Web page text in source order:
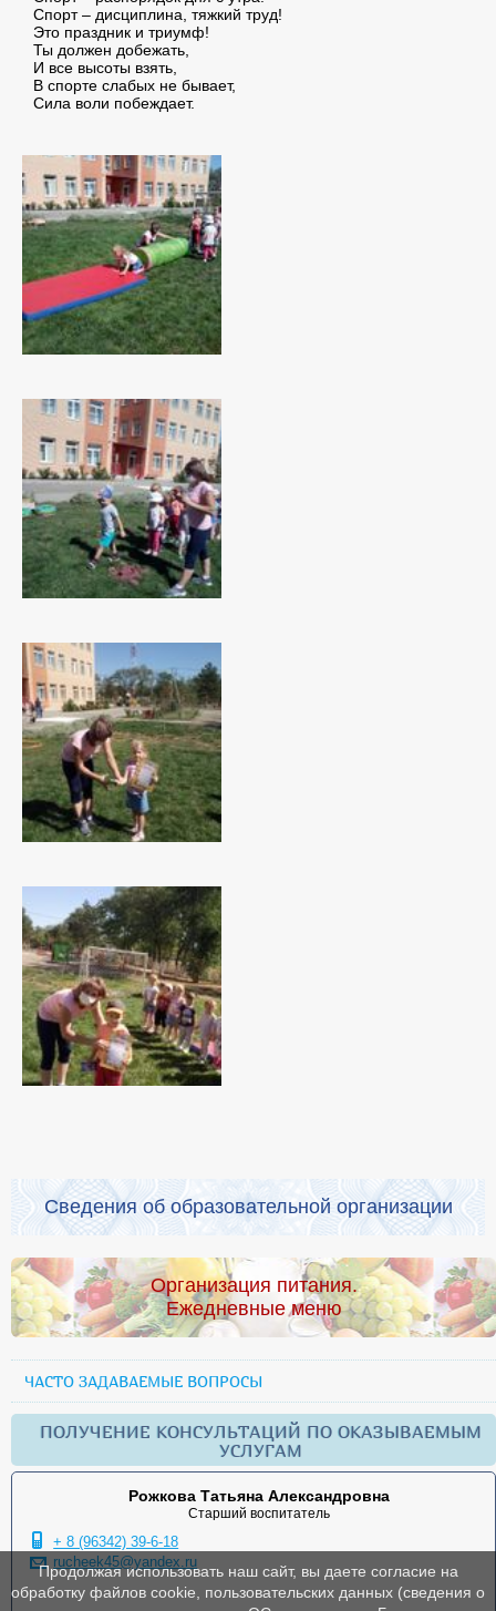
Спорт – дисциплина, тяжкий труд!
Это праздник и триумф!
Ты должен добежать,
И все высоты взять,
В спорте слабых не бывает,
Сила воли побеждает.
Сведения об образовательной организации
Организация питания.
Ежедневные меню
ЧАСТО ЗАДАВАЕМЫЕ ВОПРОСЫ
ПОЛУЧЕНИЕ КОНСУЛЬТАЦИЙ ПО ОКАЗЫВАЕМЫМ
УСЛУГАМ
Рожкова Татьяна Александровна
Старший воспитатель
+ 8 (96342) 39-6-18
rucheek45@yandex.ru
Продолжая использовать наш сайт, вы даете согласие на
обработку файлов cookie, пользовательских данных (сведения о